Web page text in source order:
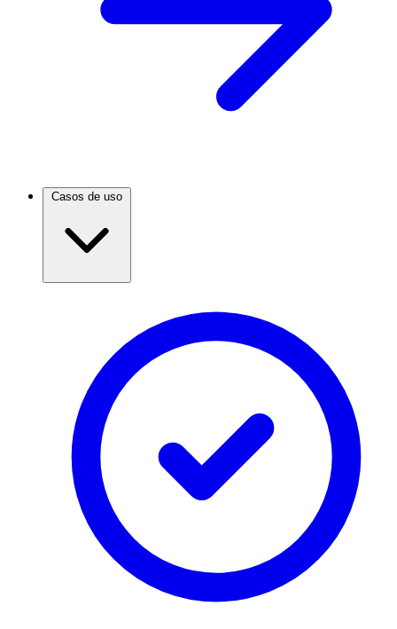
Casos de uso